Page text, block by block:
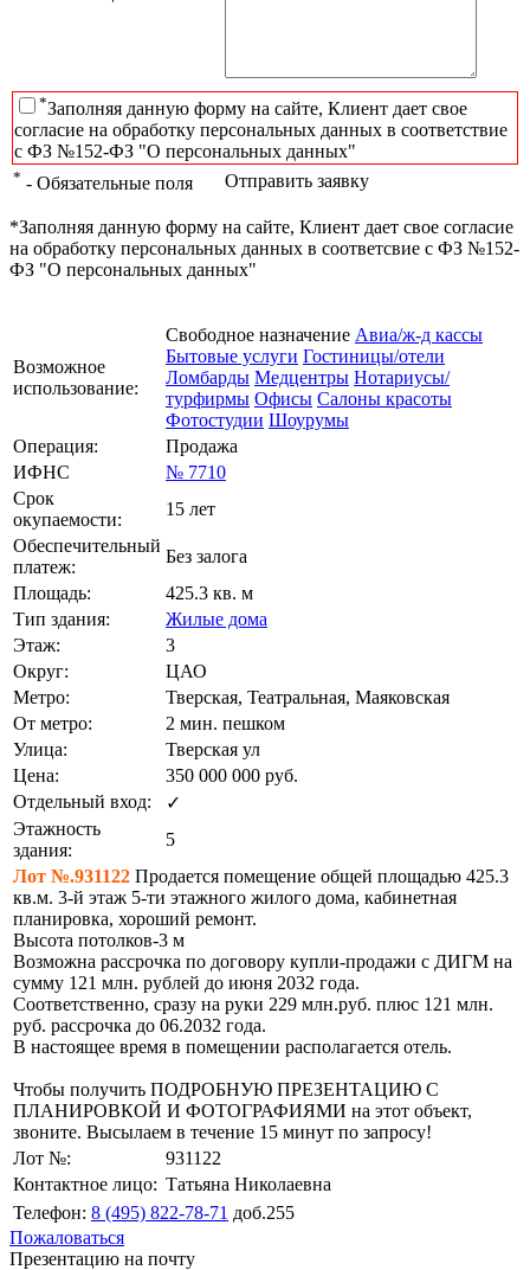
*Заполняя данную форму на сайте, Клиент дает свое
согласие на обработку персональных данных в соответствие
с ФЗ №152-ФЗ "О персональных данных"
* - Обязательные поля Отправить заявку
*Заполняя данную форму на сайте, Клиент дает свое согласие
на обработку персональных данных в соответсвие с ФЗ №152-
ФЗ "О персональных данных"
Возможное
использование:
Свободное назначение Авиа/ж-д кассы
Бытовые услуги Гостиницы/отели
Ломбарды Медцентры Нотариусы/
турфирмы Офисы Салоны красоты
Фотостудии Шоурумы
Операция:
Продажа
ИФНС
№ 7710
Срок
окупаемости:
15 лет
Обеспечительный
платеж:
Без залога
Площадь:
425.3 кв. м
Тип здания:
Жилые дома
Этаж:
3
Округ:
ЦАО
Метро:
Тверская, Театральная, Маяковская
От метро:
2 мин. пешком
Улица:
Тверская ул
Цена:
350 000 000 руб.
Отдельный вход:
✓
Этажность
здания:
5
Лот №.931122 Продается помещение общей площадью 425.3
кв.м. 3-й этаж 5-ти этажного жилого дома, кабинетная
планировка, хороший ремонт.
Высота потолков-3 м
Возможна рассрочка по договору купли-продажи с ДИГМ на
сумму 121 млн. рублей до июня 2032 года.
Соответственно, сразу на руки 229 млн.руб. плюс 121 млн.
руб. рассрочка до 06.2032 года.
В настоящее время в помещении располагается отель.
Чтобы получить ПОДРОБНУЮ ПРЕЗЕНТАЦИЮ С
ПЛАНИРОВКОЙ И ФОТОГРАФИЯМИ на этот объект,
звоните. Высылаем в течение 15 минут по запросу!
Лот №:
931122
Контактное лицо: Татьяна Николаевна
Телефон: 8 (495) 822-78-71 доб.255
Пожаловаться
Презентацию на почту